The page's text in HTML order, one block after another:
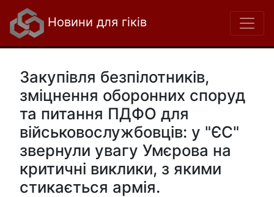
Новини для гіків
Закупівля безпілотників,
зміцнення оборонних споруд
та питання ПДФО для
військовослужбовців: у "ЄС"
звернули увагу Умєрова на
критичні виклики, з якими
стикається армія.